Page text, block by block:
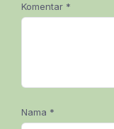
Komentar *
Nama *